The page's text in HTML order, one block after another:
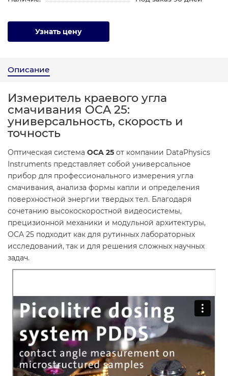
Узнать цену
Описание
Измеритель краевого угла
смачивания OCA 25:
универсальность, скорость и
точность
Оптическая система OCA 25 от компании DataPhysics
Instruments представляет собой универсальное
прибор для профессионального измерения угла
смачивания, анализа формы капли и определения
поверхностной энергии твердых тел. Благодаря
сочетанию высокоскоростной видеосистемы,
прецизионной механики и модульной архитектуры,
OCA 25 подходит как для рутинных лабораторных
исследований, так и для решения сложных научных
задач.